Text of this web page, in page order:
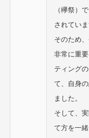
（欅祭）
されていま
そのため
非常に重
ティング
て、自身
ました。
そして、
て方を一